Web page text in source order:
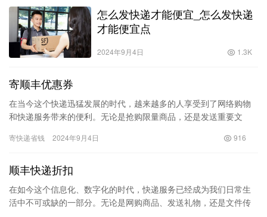
怎么发快递才能便宜_怎么发快递
才能便宜点
2024年9月4日 1.3K
寄顺丰优惠券
在当今这个快递迅猛发展的时代，越来越多的人享受到了网络购物
和快递服务带来的便利。无论是抢购限量商品，还是发送重要文
其高效、…
寄快递省钱 2024年9月4日 916
顺丰快递折扣
在如今这个信息化、数字化的时代，快递服务已经成为我们日常生
活中不可或缺的一部分。无论是网购商品、发送礼物，还是文件传